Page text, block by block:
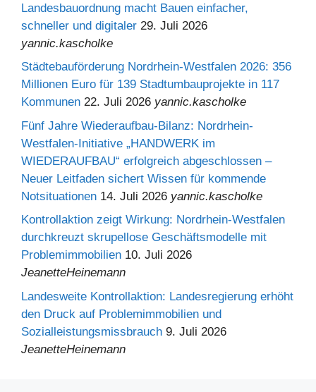
Landesbauordnung macht Bauen einfacher,
schneller und digitaler 29. Juli 2026
yannic.kascholke
Städtebauförderung Nordrhein-Westfalen 2026: 356
Millionen Euro für 139 Stadtumbauprojekte in 117
Kommunen 22. Juli 2026 yannic.kascholke
Fünf Jahre Wiederaufbau-Bilanz: Nordrhein-
Westfalen-Initiative „HANDWERK im
WIEDERAUFBAU“ erfolgreich abgeschlossen –
Neuer Leitfaden sichert Wissen für kommende
Notsituationen 14. Juli 2026 yannic.kascholke
Kontrollaktion zeigt Wirkung: Nordrhein-Westfalen
durchkreuzt skrupellose Geschäftsmodelle mit
Problemimmobilien 10. Juli 2026
JeanetteHeinemann
Landesweite Kontrollaktion: Landesregierung erhöht
den Druck auf Problemimmobilien und
Sozialleistungsmissbrauch 9. Juli 2026
JeanetteHeinemann